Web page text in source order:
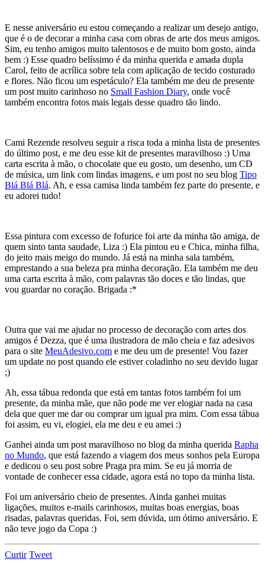
E nesse aniversário eu estou começando a realizar um desejo antigo,
que é o de decorar a minha casa com obras de arte dos meus amigos.
Sim, eu tenho amigos muito talentosos e de muito bom gosto, ainda
bem :) Esse quadro belíssimo é da minha querida e amada dupla
Carol, feito de acrílica sobre tela com aplicação de tecido costurado
e flores. Não ficou um espetáculo? Ela também me deu de presente
um post muito carinhoso no Small Fashion Diary, onde você
também encontra fotos mais legais desse quadro tão lindo.
Cami Rezende resolveu seguir a risca toda a minha lista de presentes
do último post, e me deu esse kit de presentes maravilhoso :) Uma
carta escrita à mão, o chocolate que eu gosto, um desenho, um CD
de música, um link com lindas imagens, e um post no seu blog Tipo
Blá Blá Blá. Ah, e essa camisa linda também fez parte do presente, e
eu adorei tudo!
Essa pintura com excesso de fofurice foi arte da minha tão amiga, de
quem sinto tanta saudade, Liza :) Ela pintou eu e Chica, minha filha,
do jeito mais meigo do mundo. Já está na minha sala também,
emprestando a sua beleza pra minha decoração. Ela também me deu
uma carta escrita à mão, com palavras tão doces e tão lindas, que
vou guardar no coração. Brigada :*
Outra que vai me ajudar no processo de decoração com artes dos
amigos é Dezza, que é uma ilustradora de mão cheia e faz adesivos
para o site MeuAdesivo.com e me deu um de presente! Vou fazer
um update no post quando ele estiver coladinho no seu devido lugar
;)
Ah, essa tábua redonda que está em tantas fotos também foi um
presente, da minha mãe, que não pode me ver elogiar nada na casa
dela que quer me dar ou comprar um igual pra mim. Com essa tábua
foi assim, eu vi, elogiei, ela me deu e eu amei :)
Ganhei ainda um post maravilhoso no blog da minha querida Rapha
no Mundo, que está fazendo a viagem dos meus sonhos pela Europa
e dedicou o seu post sobre Praga pra mim. Se eu já morria de
vontade de conhecer essa cidade, agora está no topo da minha lista.
Foi um aniversário cheio de presentes. Ainda ganhei muitas
ligações, muitos e-mails carinhosos, muitas boas energias, boas
risadas, palavras queridas. Foi, sem dúvida, um ótimo aniversário. E
não teve jogo da Copa :)
Curtir Tweet